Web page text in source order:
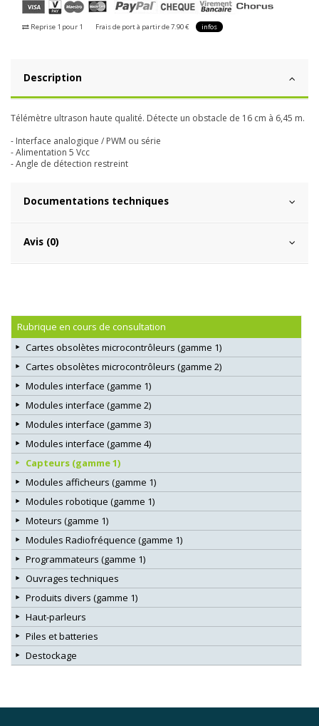
Reprise 1 pour 1 Frais de port à partir de 7.90 € infos
Description
Télémètre ultrason haute qualité. Détecte un obstacle de 16 cm à 6,45 m.
- Interface analogique / PWM ou série
- Alimentation 5 Vcc
- Angle de détection restreint
Documentations techniques
Avis (0)
Rubrique en cours de consultation
Cartes obsolètes microcontrôleurs (gamme 1)
Cartes obsolètes microcontrôleurs (gamme 2)
Modules interface (gamme 1)
Modules interface (gamme 2)
Modules interface (gamme 3)
Modules interface (gamme 4)
Capteurs (gamme 1)
Modules afficheurs (gamme 1)
Modules robotique (gamme 1)
Moteurs (gamme 1)
Modules Radiofréquence (gamme 1)
Programmateurs (gamme 1)
Ouvrages techniques
Produits divers (gamme 1)
Haut-parleurs
Piles et batteries
Destockage